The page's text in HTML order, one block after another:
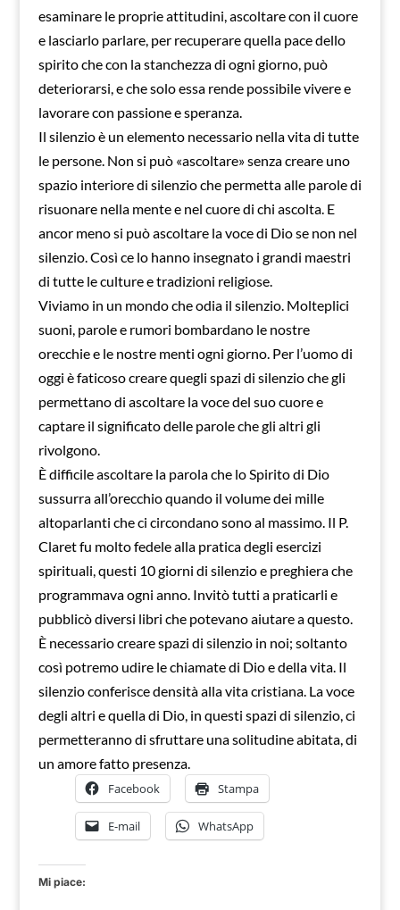
esaminare le proprie attitudini, ascoltare con il cuore
e lasciarlo parlare, per recuperare quella pace dello
spirito che con la stanchezza di ogni giorno, può
deteriorarsi, e che solo essa rende possibile vivere e
lavorare con passione e speranza.
Il silenzio è un elemento necessario nella vita di tutte
le persone. Non si può «ascoltare» senza creare uno
spazio interiore di silenzio che permetta alle parole di
risuonare nella mente e nel cuore di chi ascolta. E
ancor meno si può ascoltare la voce di Dio se non nel
silenzio. Così ce lo hanno insegnato i grandi maestri
di tutte le culture e tradizioni religiose.
Viviamo in un mondo che odia il silenzio. Molteplici
suoni, parole e rumori bombardano le nostre
orecchie e le nostre menti ogni giorno. Per l’uomo di
oggi è faticoso creare quegli spazi di silenzio che gli
permettano di ascoltare la voce del suo cuore e
captare il significato delle parole che gli altri gli
rivolgono.
È difficile ascoltare la parola che lo Spirito di Dio
sussurra all’orecchio quando il volume dei mille
altoparlanti che ci circondano sono al massimo. Il P.
Claret fu molto fedele alla pratica degli esercizi
spirituali, questi 10 giorni di silenzio e preghiera che
programmava ogni anno. Invitò tutti a praticarli e
pubblicò diversi libri che potevano aiutare a questo.
È necessario creare spazi di silenzio in noi; soltanto
così potremo udire le chiamate di Dio e della vita. Il
silenzio conferisce densità alla vita cristiana. La voce
degli altri e quella di Dio, in questi spazi di silenzio, ci
permetteranno di sfruttare una solitudine abitata, di
un amore fatto presenza.
Facebook Stampa
E-mail WhatsApp
Mi piace: